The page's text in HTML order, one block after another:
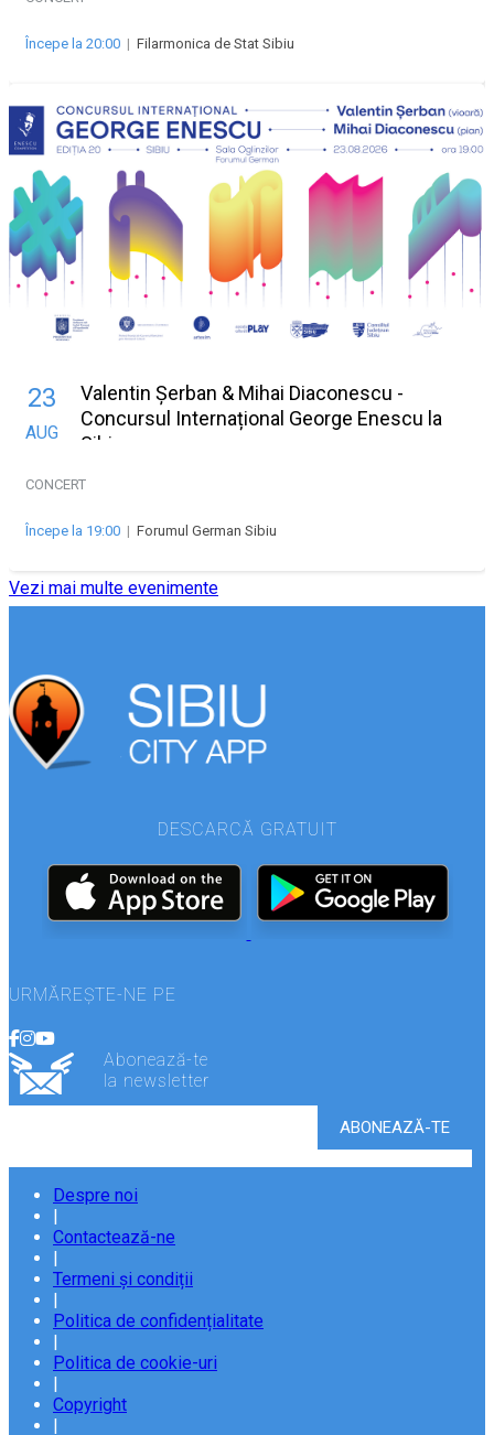
Începe la 20:00 | Filarmonica de Stat Sibiu
23
AUG
Valentin Șerban & Mihai Diaconescu -
Concursul Internațional George Enescu la
Sibiu
CONCERT
Începe la 19:00 | Forumul German Sibiu
Vezi mai multe evenimente
DESCARCĂ GRATUIT
URMĂREȘTE-NE PE
Abonează-te
la newsletter
Despre noi
Contactează-ne
Termeni și condiții
Politica de confidențialitate
Politica de cookie-uri
Copyright